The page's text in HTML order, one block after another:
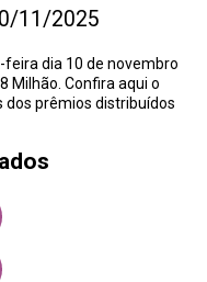
11/2025
dia 10 de novembro
Milhão. Confira aqui o
dos prêmios distribuídos